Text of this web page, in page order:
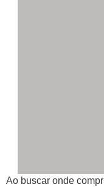
Ao buscar onde